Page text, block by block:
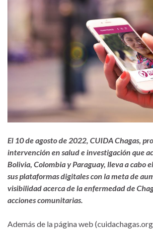
El 10 de agosto de 2022, CUIDA Chagas,
intervención en salud e investigación que
Bolivia, Colombia y Paraguay, lleva a cabo
sus plataformas digitales con la meta de
visibilidad acerca de la enfermedad de
acciones comunitarias.
Además de la página web